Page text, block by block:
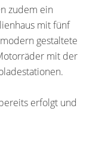
zudem ein
mit fünf
gestaltete
mit der
erfolgt und